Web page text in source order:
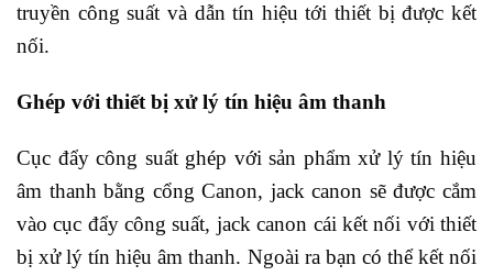
truyền công suất và dẫn tín hiệu tới thiết bị được kết
nối.
Ghép với thiết bị xử lý tín hiệu âm thanh
Cục đẩy công suất ghép với sản phẩm xử lý tín hiệu
âm thanh bằng cổng Canon, jack canon sẽ được cắm
vào cục đẩy công suất, jack canon cái kết nối với thiết
bị xử lý tín hiệu âm thanh. Ngoài ra bạn có thể kết nối